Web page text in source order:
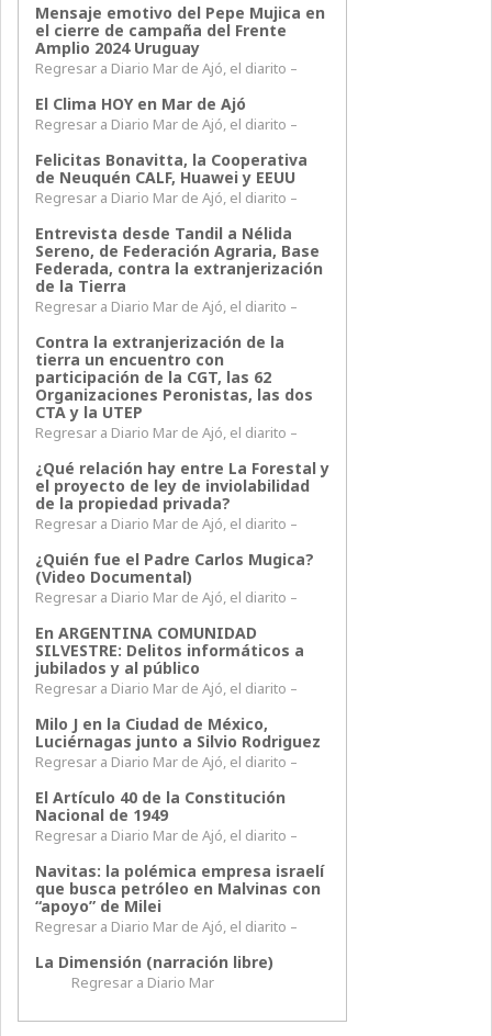
Mensaje emotivo del Pepe Mujica en
el cierre de campaña del Frente
Amplio 2024 Uruguay
Regresar a Diario Mar de Ajó, el diarito –
El Clima HOY en Mar de Ajó
Regresar a Diario Mar de Ajó, el diarito –
Felicitas Bonavitta, la Cooperativa
de Neuquén CALF, Huawei y EEUU
Regresar a Diario Mar de Ajó, el diarito –
Entrevista desde Tandil a Nélida
Sereno, de Federación Agraria, Base
Federada, contra la extranjerización
de la Tierra
Regresar a Diario Mar de Ajó, el diarito –
Contra la extranjerización de la
tierra un encuentro con
participación de la CGT, las 62
Organizaciones Peronistas, las dos
CTA y la UTEP
Regresar a Diario Mar de Ajó, el diarito –
¿Qué relación hay entre La Forestal y
el proyecto de ley de inviolabilidad
de la propiedad privada?
Regresar a Diario Mar de Ajó, el diarito –
¿Quién fue el Padre Carlos Mugica?
(Video Documental)
Regresar a Diario Mar de Ajó, el diarito –
En ARGENTINA COMUNIDAD
SILVESTRE: Delitos informáticos a
jubilados y al público
Regresar a Diario Mar de Ajó, el diarito –
Milo J en la Ciudad de México,
Luciérnagas junto a Silvio Rodriguez
Regresar a Diario Mar de Ajó, el diarito –
El Artículo 40 de la Constitución
Nacional de 1949
Regresar a Diario Mar de Ajó, el diarito –
Navitas: la polémica empresa israelí
que busca petróleo en Malvinas con
“apoyo” de Milei
Regresar a Diario Mar de Ajó, el diarito –
La Dimensión (narración libre)
Regresar a Diario Mar